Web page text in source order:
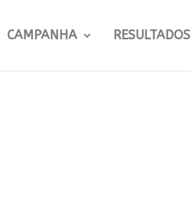
CAMPANHA RESULTADOS